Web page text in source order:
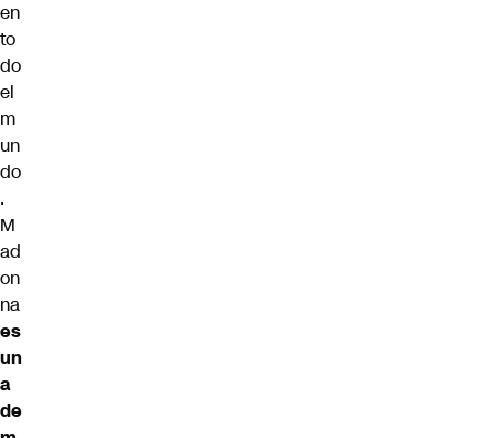
en
to
do
el
m
un
do
.
M
ad
on
na
es
un
a
de